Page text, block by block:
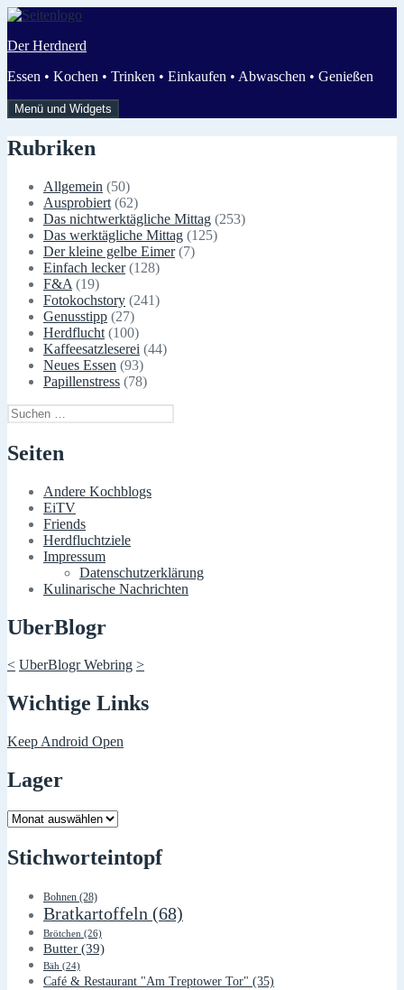
Zum
springen
Der Herdnerd
Essen • Kochen • Trinken • Einkaufen • Abwaschen • Genießen
Menü und Widgets
Rubriken
Allgemein (50)
Ausprobiert (62)
Das nichtwerktägliche Mittag (253)
Das werktägliche Mittag (125)
Der kleine gelbe Eimer(7)
Einfach lecker(128)
F&A (19)
Fotokochstory (241)
Genusstipp (27)
Herdflucht (100)
Kaffeesatzleserei (44)
Neues Essen (93)
Papillenstress (78)
Suchen
nach:
Seiten
Andere Kochblogs
EiTV
Friends
Herdfluchtziele
Impressum
Datenschutzerklärung
Kulinarische Nachrichten
UberBlogr
< UberBlogr Webring >
Wichtige Links
Keep Android Open
Lager
Lager
Stichworteintopf
Bohnen (28)
Bratkartoffeln (68)
Brötchen (26)
Butter (39)
Bäh (24)
Café & Restaurant "Am Treptower Tor" (35)